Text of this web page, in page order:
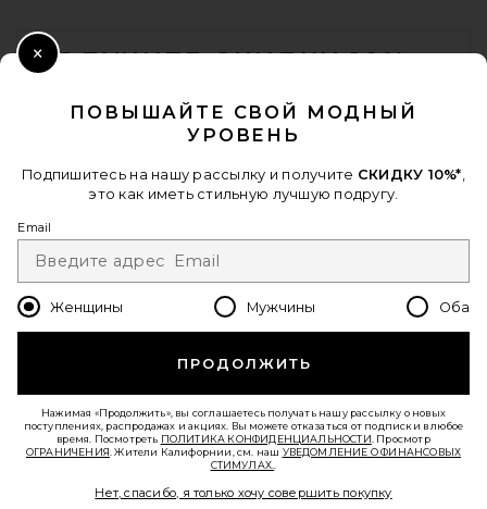
FOOTER
ПОЛУЧИТЕ СКИДКУ 10%
Отписаться можно в любой момент.политика
Change Country Regions
ru USD
Пройти краткий опрос о сегодняшнем визите.Вперед!
ПОВЫШАЙТЕ СВОЙ МОДНЫЙ
УРОВЕНЬ
Подпишитесь на нашу рассылку и получите СКИДКУ 10%*
это как иметь стильную лучшую подругу.
Email
Женщины Мужчины Оба
ПРОДОЛЖИТЬ
Нажимая «Продолжить», вы соглашаетесь получать нашу рассылку о новых
поступлениях, распродажах и акциях. Вы можете отказаться от подписки в любое
время. Посмотреть ПОЛИТИКА КОНФИДЕНЦИАЛЬНОСТИ . Просмотр
ОГРАНИЧЕНИЯ . Жители Калифорнии, см. наш УВЕДОМЛЕНИЕ О ФИНАНСОВЫХ
СТИМУЛАХ.
Нет, спасибо, я только хочу совершить покупку
Close Modal